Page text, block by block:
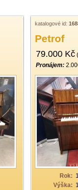
katalogové id:
Petrof
79.000 Kč
Pronájem:
Rok:
Výška: